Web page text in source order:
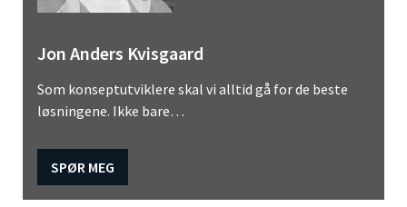
Jon Anders Kvisgaard
Som konseptutviklere skal vi alltid gå for de beste
løsningene. Ikke bare…
SPØR MEG